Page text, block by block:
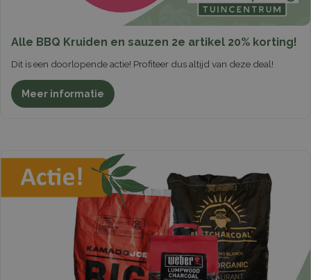
Alle BBQ Kruiden en sauzen 2e artikel 20% korting!
Dit is een doorlopende actie! Profiteer dus altijd van deze deal!
Meer informatie